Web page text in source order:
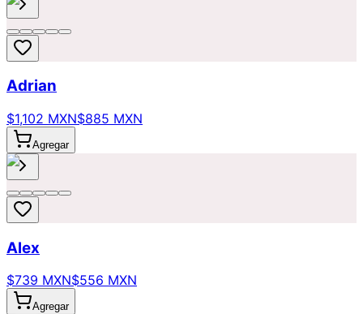
Adrian
$1,102 MXN$885 MXN
Agregar
Alex
$739 MXN$556 MXN
Agregar